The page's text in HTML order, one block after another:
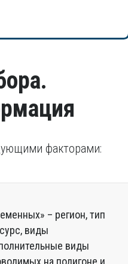
факторами:
– регион, тип
виды
виды
на полигоне и